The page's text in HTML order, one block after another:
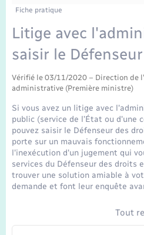
Etat-civil - Papiers -
Mariage – PACS
Parrainage civil
Recensement
Loisirs
Nouvel habitant
Numérique
Transports scolaires
Travaux - Autorisation
Compétences
Plan interactif
Présentation de la
Publications
La Communauté de
Fiche pratique
Litige avec
saisir le
Vérifié le 03/11/2020 – Direction de
administrative (Première ministre)
Si vous avez un litige avec
public (service de l’État ou
pouvez saisir le Défenseur des
porte sur un mauvais
l'inexécution d'un jugement qui
services du Défenseur des droits
trouver une solution amiable à
demande et font leur enquête
Tout